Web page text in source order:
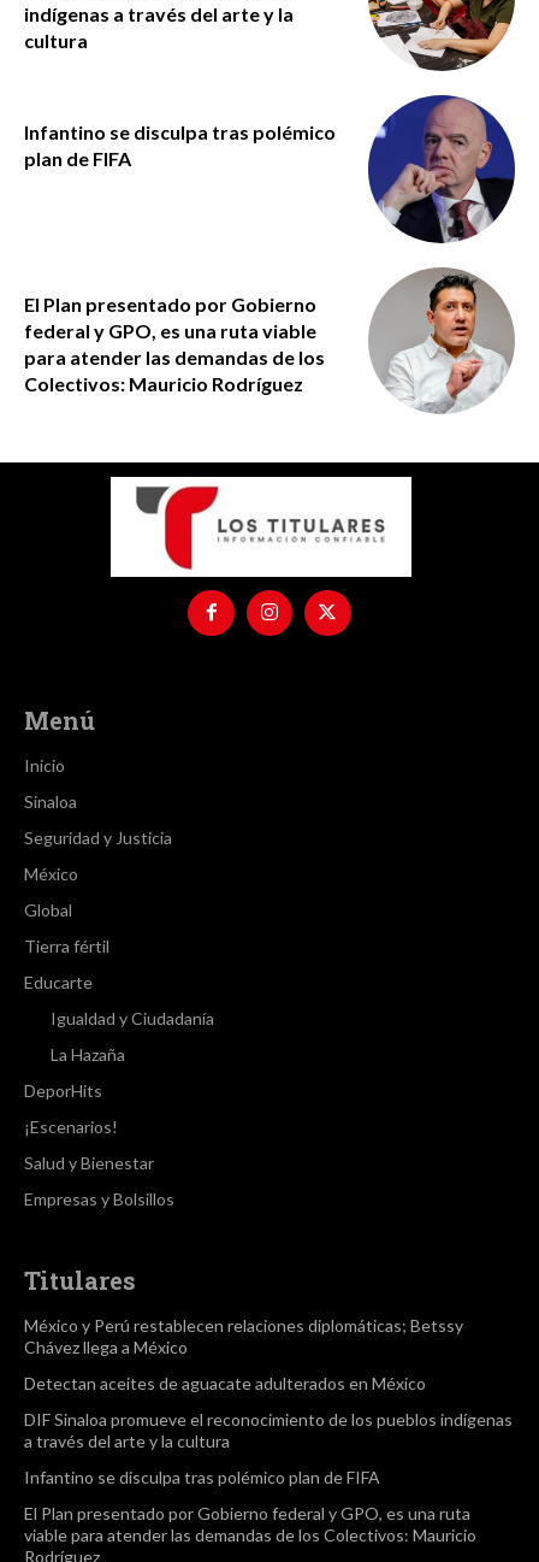
indígenas a través del arte y la
cultura
Infantino se disculpa tras polémico
plan de FIFA
El Plan presentado por Gobierno
federal y GPO, es una ruta viable
para atender las demandas de los
Colectivos: Mauricio Rodríguez
Menú
Inicio
Sinaloa
Seguridad y Justicia
México
Global
Tierra fértil
Educarte
Igualdad y Ciudadanía
La Hazaña
DeporHits
¡Escenarios!
Salud y Bienestar
Empresas y Bolsillos
Titulares
México y Perú restablecen relaciones diplomáticas; Betssy
Chávez llega a México
Detectan aceites de aguacate adulterados en México
DIF Sinaloa promueve el reconocimiento de los pueblos indígenas
a través del arte y la cultura
Infantino se disculpa tras polémico plan de FIFA
El Plan presentado por Gobierno federal y GPO, es una ruta
viable para atender las demandas de los Colectivos: Mauricio
Rodríguez